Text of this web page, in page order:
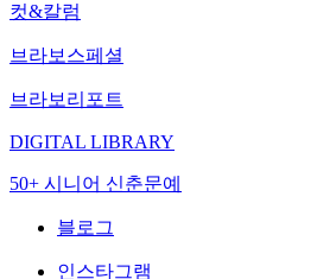
컷&칼럼
브라보스페셜
브라보리포트
DIGITAL LIBRARY
50+ 시니어 신춘문예
블로그
인스타그램